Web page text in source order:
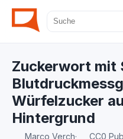
Zuckerwort mit
Würfelzucker
Hintergrund
Marco Verch· CC0